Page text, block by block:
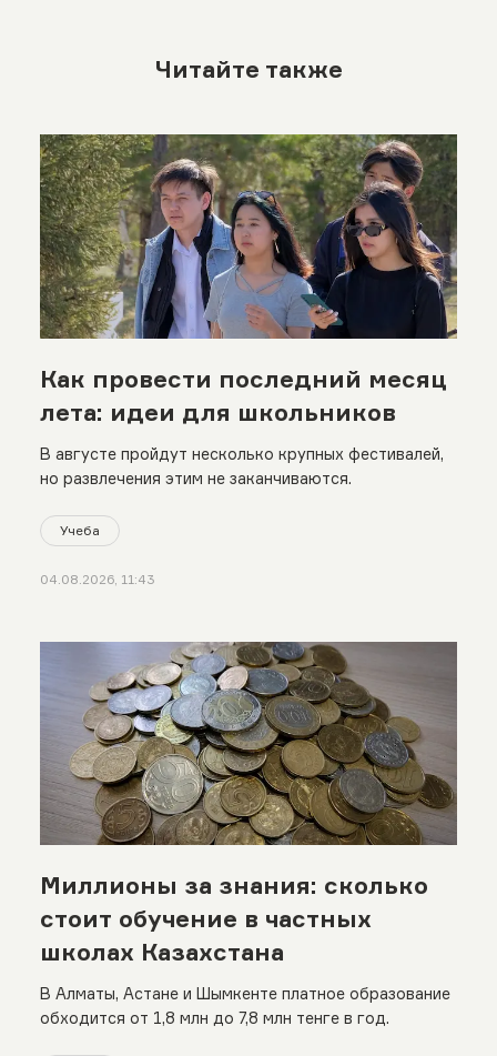
Читайте также
Как провести последний месяц
лета: идеи для школьников
В августе пройдут несколько крупных фестивалей,
но развлечения этим не заканчиваются.
Учеба
04.08.2026, 11:43
Миллионы за знания: сколько
стоит обучение в частных
школах Казахстана
В Алматы, Астане и Шымкенте платное образование
обходится от 1,8 млн до 7,8 млн тенге в год.